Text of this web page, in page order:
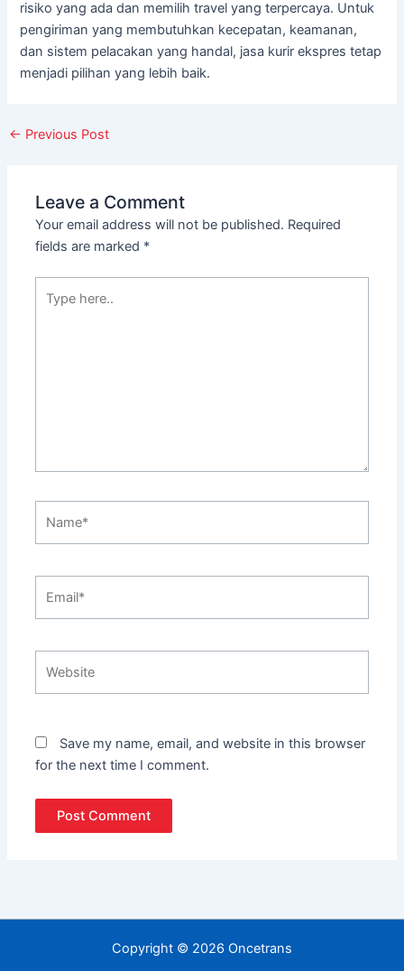
risiko yang ada dan memilih travel yang terpercaya. Untuk
pengiriman yang membutuhkan kecepatan, keamanan,
dan sistem pelacakan yang handal, jasa kurir ekspres tetap
menjadi pilihan yang lebih baik.
← Previous Post
Leave a Comment
Your email address will not be published. Required
fields are marked *
here..
Save my name, email, and website in this browser
for the next time I comment.
Copyright © 2026 Oncetrans